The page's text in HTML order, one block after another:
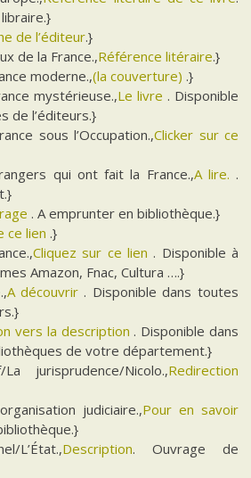
de l’éditeur.}
de la France.,Référence litéraire.}
moderne.,(la couverture) .}
mystérieuse.,Le livre . Disponible
de l’éditeurs.}
sous l’Occupation.,Clicker sur ce
qui ont fait la France.,A lire. .
. A emprunter en bibliothèque.}
ce lien .}
Cliquez sur ce lien . Disponible à
Amazon, Fnac, Cultura ….}
A découvrir . Disponible dans toutes
vers la description . Disponible dans
de votre département.}
jurisprudence/Nicolo.,Redirection
judiciaire.,Pour en savoir
L’État.,Description. Ouvrage de